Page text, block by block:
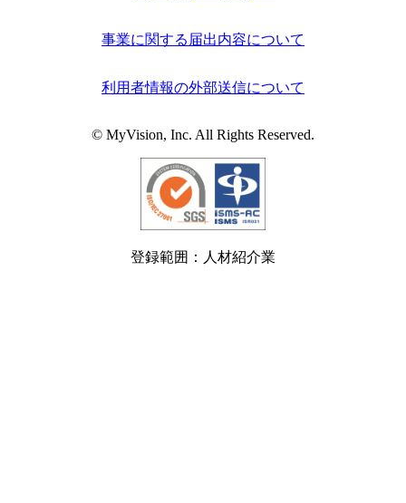
事業に関する届出内容について
利用者情報の外部送信について
© MyVision, Inc. All Rights Reserved.
登録範囲：人材紹介業